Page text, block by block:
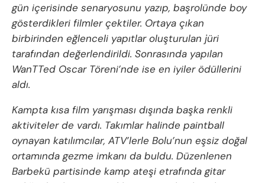
gün içerisinde senaryosunu yazıp, başrolünde boy
gösterdikleri filmler çektiler. Ortaya çıkan
birbirinden eğlenceli yapıtlar oluşturulan jüri
tarafından değerlendirildi. Sonrasında yapılan
WanTTed Oscar Töreni’nde ise en iyiler ödüllerini
aldı.
Kampta kısa film yarışması dışında başka renkli
aktiviteler de vardı. Takımlar halinde paintball
oynayan katılımcılar, ATV’lerle Bolu’nun eşsiz doğal
ortamında gezme imkanı da buldu. Düzenlenen
Barbekü partisinde kamp ateşi etrafında gitar